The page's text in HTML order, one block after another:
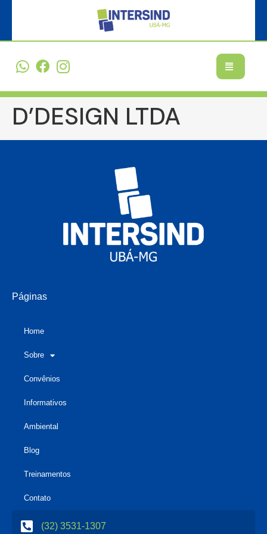
D’DESIGN LTDA
Páginas
Home
Sobre
Convênios
Informativos
Ambiental
Blog
Treinamentos
Contato
(32) 3531-1307